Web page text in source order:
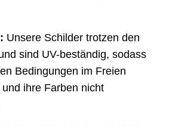
Unsere Schilder trotzen den
sind UV-beständig, sodass
Bedingungen im Freien
ihre Farben nicht